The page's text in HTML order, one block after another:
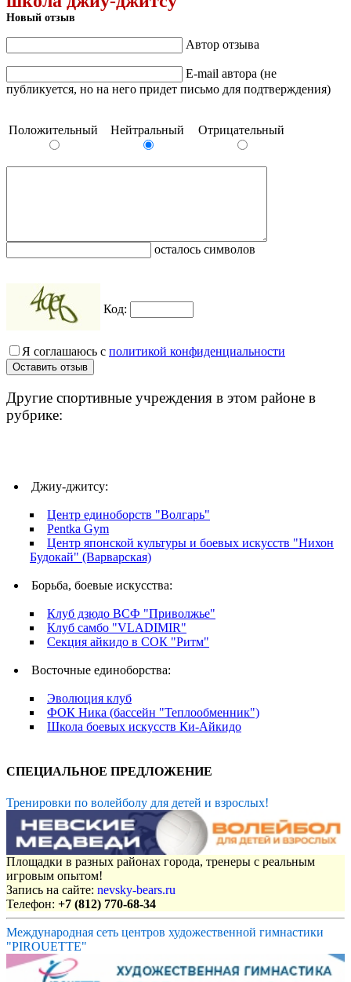
Новый отзыв
Автор отзыва
E-mail автора (не
публикуется, но на него придет письмо для подтверждения)
Положительный Нейтральный Отрицательный
осталось символов
Код:
Я соглашаюсь с политикой конфиденциальности
Другие спортивные учреждения в этом районе в
рубрике:
Джиу-джитсу:
Центр единоборств "Волгарь"
Pentka Gym
Центр японской культуры и боевых искусств "Нихон
Будокай" (Варварская)
Борьба, боевые искусства:
Клуб дзюдо ВСФ "Приволжье"
Клуб самбо "VLADIMIR"
Секция айкидо в СОК "Ритм"
Восточные единоборства:
Эволюция клуб
ФОК Ника (бассейн "Теплообменник")
Школа боевых искусств Ки-Айкидо
СПЕЦИАЛЬНОЕ ПРЕДЛОЖЕНИЕ
Тренировки по волейболу для детей и взрослых!
Площадки в разных районах города, тренеры с реальным
игровым опытом!
Запись на сайте: nevsky-bears.ru
Телефон: +7 (812) 770-68-34
Международная сеть центров художественной гимнастики
"PIROUETTE"